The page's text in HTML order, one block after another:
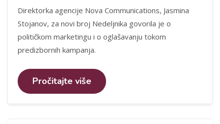
Direktorka agencije Nova Communications, Jasmina
Stojanov, za novi broj Nedeljnika govorila je o
političkom marketingu i o oglašavanju tokom
predizbornih kampanja.
Pročitajte više